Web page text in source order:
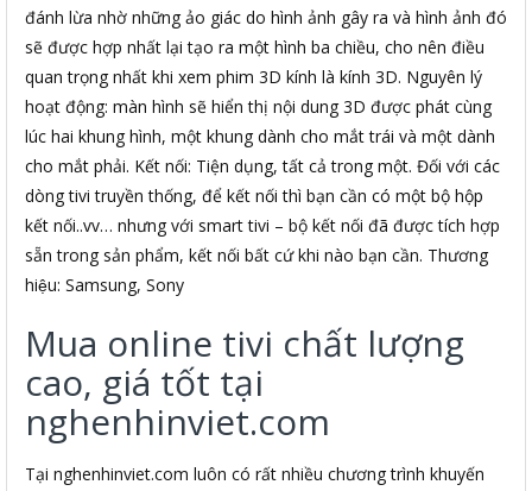
đánh lừa nhờ những ảo giác do hình ảnh gây ra và hình ảnh đó
sẽ được hợp nhất lại tạo ra một hình ba chiều, cho nên điều
quan trọng nhất khi xem phim 3D kính là kính 3D. Nguyên lý
hoạt động: màn hình sẽ hiển thị nội dung 3D được phát cùng
lúc hai khung hình, một khung dành cho mắt trái và một dành
cho mắt phải. Kết nối: Tiện dụng, tất cả trong một. Đối với các
dòng tivi truyền thống, để kết nối thì bạn cần có một bộ hộp
kết nối..vv… nhưng với smart tivi – bộ kết nối đã được tích hợp
sẵn trong sản phẩm, kết nối bất cứ khi nào bạn cần. Thương
hiệu: Samsung, Sony
Mua online tivi chất lượng
cao, giá tốt tại
nghenhinviet.com
Tại nghenhinviet.com luôn có rất nhiều chương trình khuyến